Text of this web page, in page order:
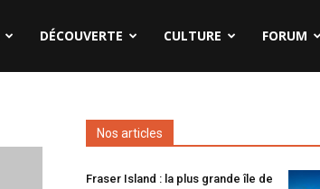
DÉCOUVERTE CULTURE FORUM
Nos articles
Fraser Island : la plus grande île de